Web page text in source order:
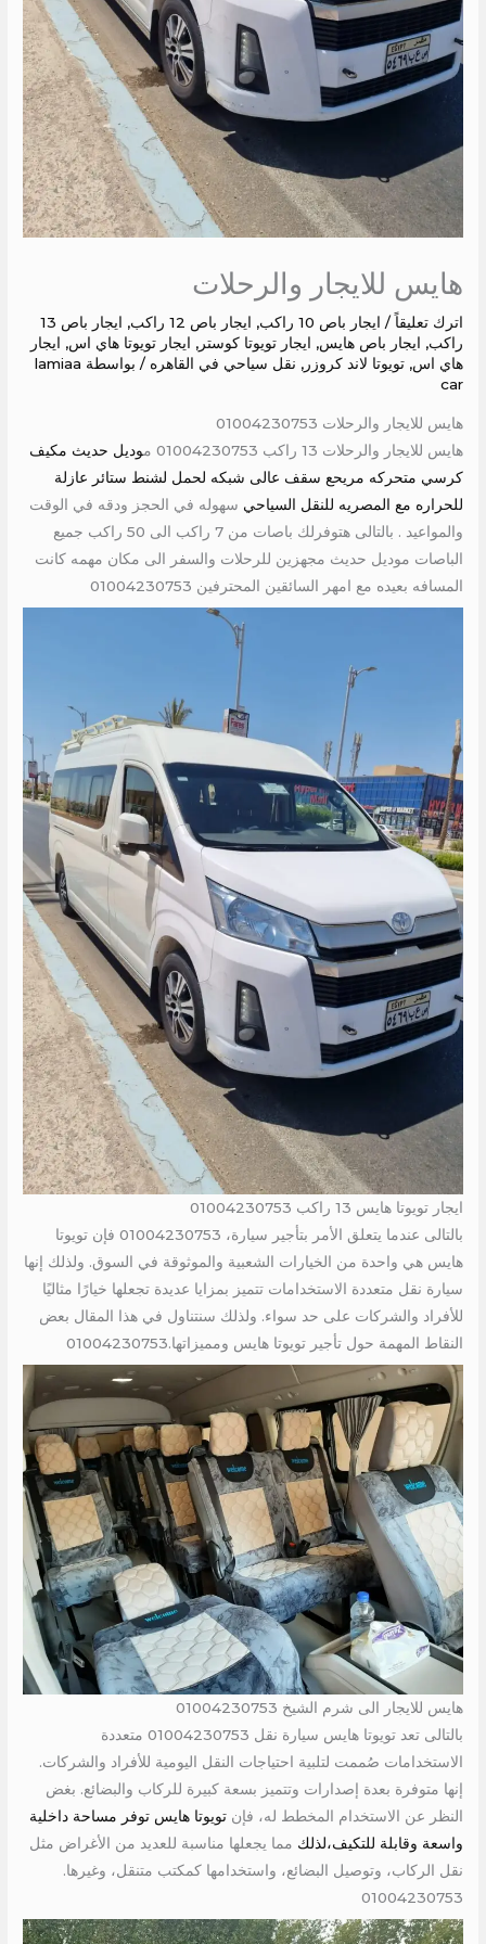
هايس للايجار والرحلات
اترك تعليقاً / ايجار باص 10 راكب , ايجار باص 12 راكب ,
ايجار باص 13
راكب, ايجار باص هايس, ايجار تويوتا كوستر, ايجار تويوتا هاي اس, ايجار
هاي اس,تويوتا لاند كروزر, نقل سياحي في القاهره / بواسطة lamiaa
car
هايس للايجار والرحلات 01004230753
هايس للايجار والرحلات 13 راكب 01004230753 م
وديل حديث مكيف
كرسي متحركه مريحع سقف عالى شبكه لحمل لشنط ستائر عازلة
للحراره مع المصريه للنقل السياحي سهوله في الحجز ودقه في الوقت
والمواعيد . بالتالى هتوفرلك باصات من 7 راكب الى 50 راكب جميع
الباصات موديل حديث مجهزين للرحلات والسفر الى مكان مهمه كانت
المسافه بعيده مع امهر السائقين المحترفين 01004230753
ايجار تويوتا هايس 13 راكب 01004230753
بالتالى عندما يتعلق الأمر بتأجير سيارة، 01004230753 فإن تويوتا
هايس هي واحدة من الخيارات الشعبية والموثوقة في السوق. ولذلك إنها
سيارة نقل متعددة الاستخدامات تتميز بمزايا عديدة تجعلها خيارًا مثاليًا
للأفراد والشركات على حد سواء. ولذلك سنتناول في هذا المقال بعض
النقاط المهمة حول تأجير تويوتا هايس ومميزاتها.01004230753
هايس للايجار الى شرم الشيخ 01004230753
بالتالى تعد تويوتا هايس سيارة نقل 01004230753 متعددة
الاستخدامات صُممت لتلبية احتياجات النقل اليومية للأفراد والشركات.
إنها متوفرة بعدة إصدارات وتتميز بسعة كبيرة للركاب والبضائع. بغض
النظر عن الاستخدام المخطط له، فإنتويوتا هايس توفر مساحة داخلية
واسعة وقابلة للتكيف،لذلك مما يجعلها مناسبة للعديد من الأغراض مثل
نقل الركاب، وتوصيل البضائع، واستخدامها كمكتب متنقل، وغيرها.
01004230753